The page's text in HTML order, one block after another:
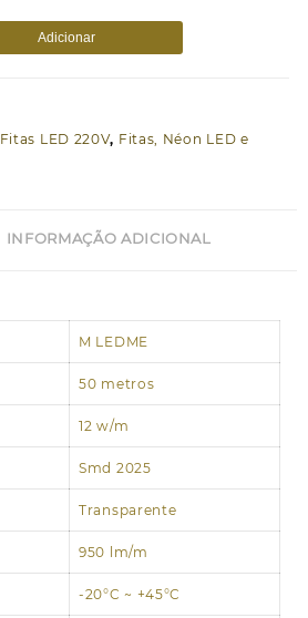
Adicionar
Fitas LED 220V, Fitas, Néon LED e
INFORMAÇÃO ADICIONAL
M LEDME
50 metros
12 w/m
Smd 2025
Transparente
950 lm/m
-20°C ~ +45°C